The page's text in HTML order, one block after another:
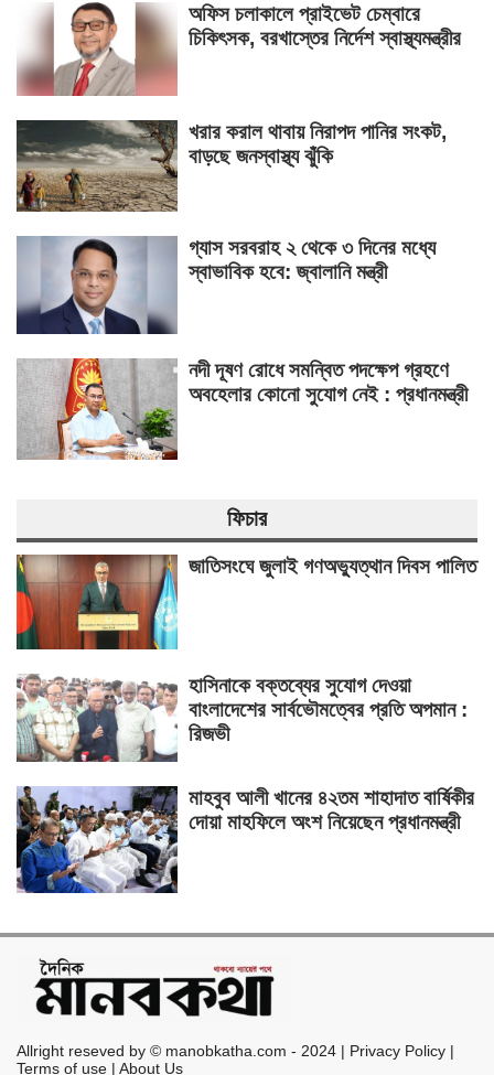
অফিস চলাকালে প্রাইভেট চেম্বারে
চিকিৎসক, বরখাস্তের নির্দেশ স্বাস্থ্যমন্ত্রীর
খরার করাল থাবায় নিরাপদ পানির সংকট,
বাড়ছে জনস্বাস্থ্য ঝুঁকি
গ্যাস সরবরাহ ২ থেকে ৩ দিনের মধ্যে
স্বাভাবিক হবে: জ্বালানি মন্ত্রী
নদী দূষণ রোধে সমন্বিত পদক্ষেপ গ্রহণে
অবহেলার কোনো সুযোগ নেই : প্রধানমন্ত্রী
ফিচার
জাতিসংঘে জুলাই গণঅভ্যুত্থান দিবস পালিত
হাসিনাকে বক্তব্যের সুযোগ দেওয়া
বাংলাদেশের সার্বভৌমত্বের প্রতি অপমান :
রিজভী
মাহবুব আলী খানের ৪২তম শাহাদাত বার্ষিকীর
দোয়া মাহফিলে অংশ নিয়েছেন প্রধানমন্ত্রী
Allright reseved by © manobkatha.com - 2024 | Privacy Policy |
Terms of use | About Us